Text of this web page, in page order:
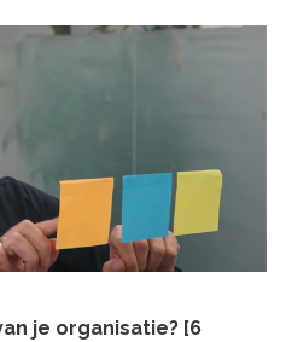
je organisatie? [6